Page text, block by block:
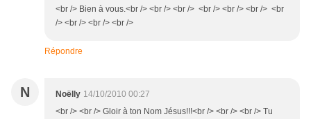
<br /> Bien à vous.<br /> <br /> <br /> <br /> <br /> <br /> <br
/> <br /> <br /> <br />
Répondre
N Noëlly 14/10/2010 00:27
<br /> <br /> Gloir à ton Nom Jésus!!!<br /> <br /> <br /> Tu